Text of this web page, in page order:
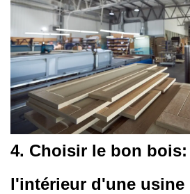
4. Choisir le bon
l'intérieur d'une usine